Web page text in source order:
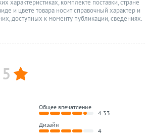
характеристиках, комплекте поставки, стране
и цвете товара носит справочный характер и
доступных к моменту публикации, сведениях.
Общее впечатление
4.33
Дизайн
4